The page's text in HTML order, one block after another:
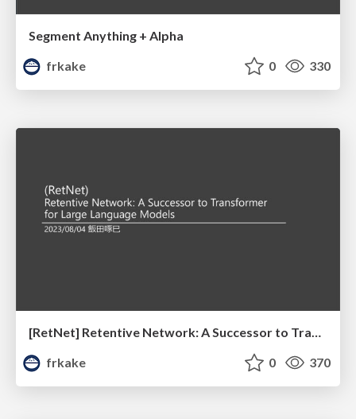
Segment Anything + Alpha
frkake
0 330
[RetNet] Retentive Network: A Successor to Transformer for Large Language Models
frkake
0 370